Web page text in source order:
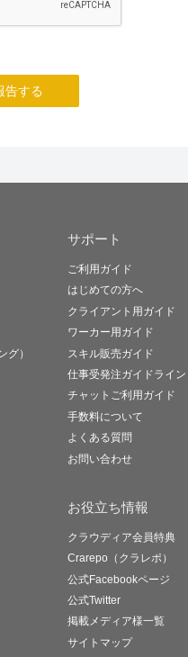
告する
グ）
サポート
ご利用ガイド
はじめての方へ
クライアント用ガイド
ワーカー用ガイド
スキル販売ガイド
仕事受発注ガイドライン
チャットご利用ガイド
手数料について
よくある質問
お問い合わせ
お役立ち情報
クラウディア会員特典
Crarepo（クラレポ）
公式Facebookページ
公式Twitter
掲載メディア様一覧
サイトマップ